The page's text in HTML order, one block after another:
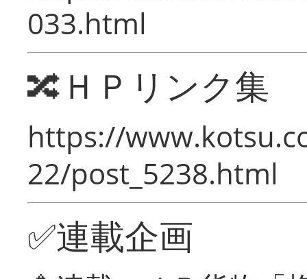
033.html
🔀ＨＰリンク集
https://
22/post_5238.html
✅連載企画